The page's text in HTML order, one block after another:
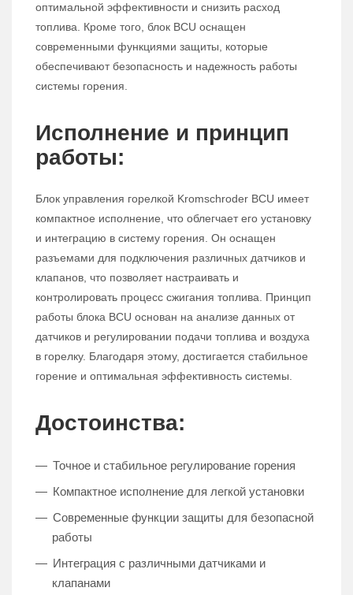
оптимальной эффективности и снизить расход
топлива. Кроме того, блок BCU оснащен
современными функциями защиты, которые
обеспечивают безопасность и надежность работы
системы горения.
Исполнение и принцип
работы:
Блок управления горелкой Kromschroder BCU имеет
компактное исполнение, что облегчает его установку
и интеграцию в систему горения. Он оснащен
разъемами для подключения различных датчиков и
клапанов, что позволяет настраивать и
контролировать процесс сжигания топлива. Принцип
работы блока BCU основан на анализе данных от
датчиков и регулировании подачи топлива и воздуха
в горелку. Благодаря этому, достигается стабильное
горение и оптимальная эффективность системы.
Достоинства:
Точное и стабильное регулирование горения
Компактное исполнение для легкой установки
Современные функции защиты для безопасной
работы
Интеграция с различными датчиками и
клапанами